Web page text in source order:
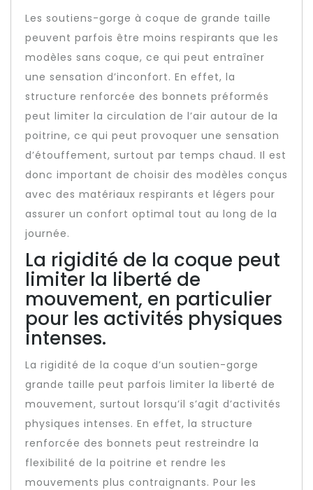
Les soutiens-gorge à coque de grande taille
peuvent parfois être moins respirants que les
modèles sans coque, ce qui peut entraîner
une sensation d’inconfort. En effet, la
structure renforcée des bonnets préformés
peut limiter la circulation de l’air autour de la
poitrine, ce qui peut provoquer une sensation
d’étouffement, surtout par temps chaud. Il est
donc important de choisir des modèles conçus
avec des matériaux respirants et légers pour
assurer un confort optimal tout au long de la
journée.
La rigidité de la coque peut
limiter la liberté de
mouvement, en particulier
pour les activités physiques
intenses.
La rigidité de la coque d’un soutien-gorge
grande taille peut parfois limiter la liberté de
mouvement, surtout lorsqu’il s’agit d’activités
physiques intenses. En effet, la structure
renforcée des bonnets peut restreindre la
flexibilité de la poitrine et rendre les
mouvements plus contraignants. Pour les